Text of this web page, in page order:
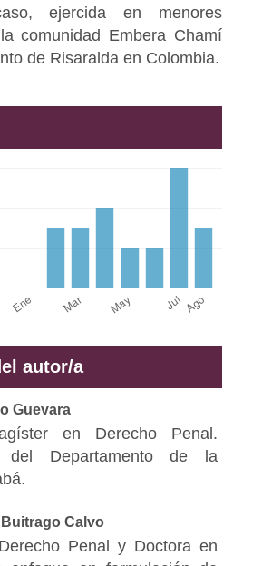
ejercida en menores
comunidad Embera Chamí
de Risaralda en Colombia.
autor/a
Guevara
en Derecho Penal.
del Departamento de la
Calvo
Penal y Doctora en